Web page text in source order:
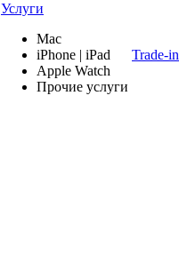
Услуги
Mac
iPhone | iPad
Apple Watch
Прочие услуги
Trade-in